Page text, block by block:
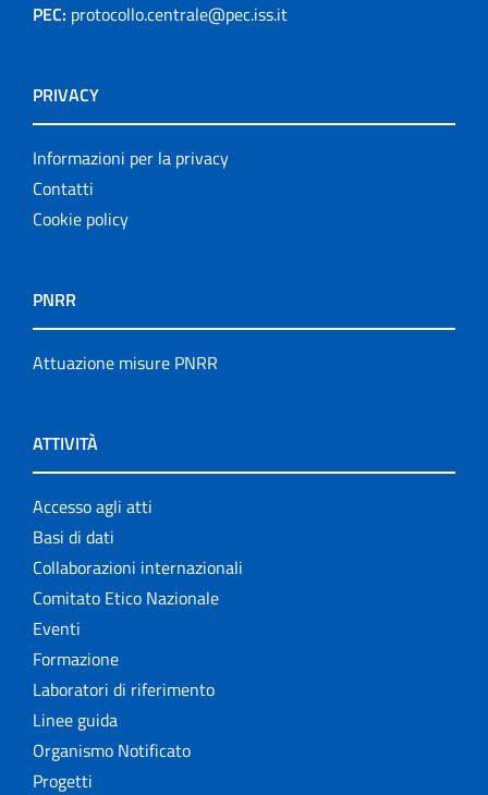
PEC: protocollo.centrale@pec.iss.it
PRIVACY
Informazioni per la privacy
Contatti
Cookie policy
PNRR
Attuazione misure PNRR
ATTIVITÀ
Accesso agli atti
Basi di dati
Collaborazioni internazionali
Comitato Etico Nazionale
Eventi
Formazione
Laboratori di riferimento
Linee guida
Organismo Notificato
Progetti